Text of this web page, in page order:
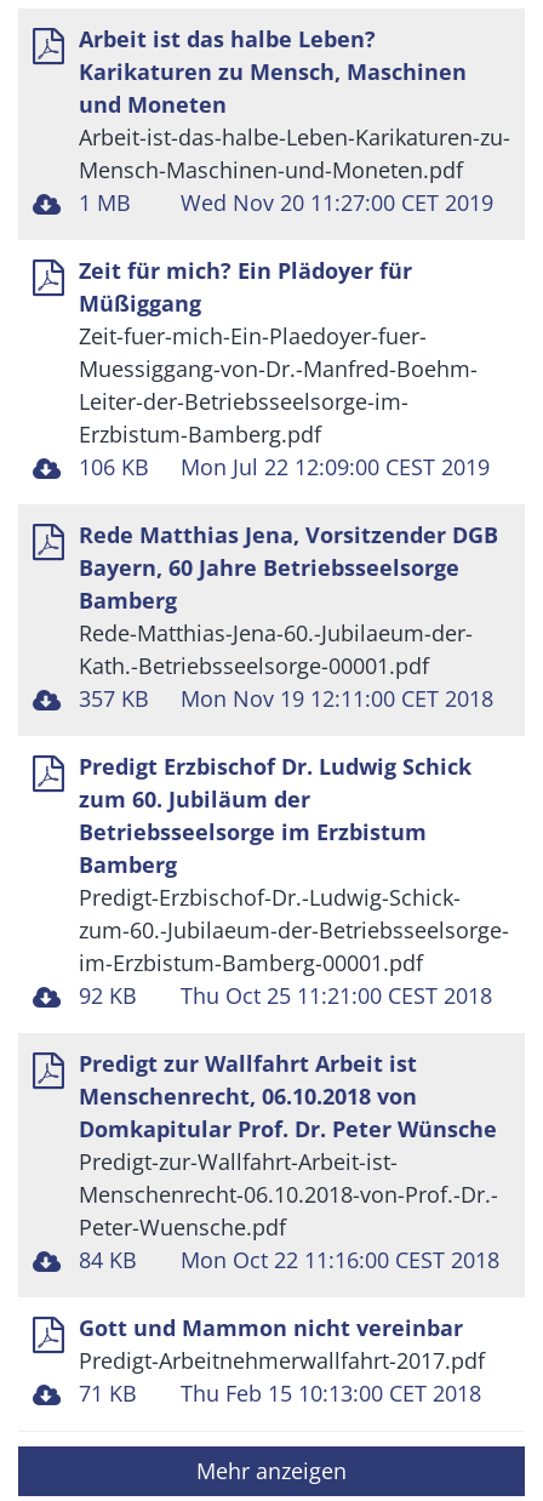
Arbeit ist das halbe Leben?
Karikaturen zu Mensch, Maschinen
und Moneten
Arbeit-ist-das-halbe-Leben-Karikaturen-zu-
Mensch-Maschinen-und-Moneten.pdf
1 MB
Wed Nov 20 11:27:00 CET 2019
Zeit für mich? Ein Plädoyer für
Müßiggang
Zeit-fuer-mich-Ein-Plaedoyer-fuer-
Muessiggang-von-Dr.-Manfred-Boehm-
Leiter-der-Betriebsseelsorge-im-
Erzbistum-Bamberg.pdf
106 KB
Mon Jul 22 12:09:00 CEST 2019
Rede Matthias Jena, Vorsitzender DGB
Bayern, 60 Jahre Betriebsseelsorge
Bamberg
Rede-Matthias-Jena-60.-Jubilaeum-der-
Kath.-Betriebsseelsorge-00001.pdf
357 KB
Mon Nov 19 12:11:00 CET 2018
Predigt Erzbischof Dr. Ludwig Schick
zum 60. Jubiläum der
Betriebsseelsorge im Erzbistum
Bamberg
Predigt-Erzbischof-Dr.-Ludwig-Schick-
zum-60.-Jubilaeum-der-Betriebsseelsorge-
im-Erzbistum-Bamberg-00001.pdf
92 KB
Thu Oct 25 11:21:00 CEST 2018
Predigt zur Wallfahrt Arbeit ist
Menschenrecht, 06.10.2018 von
Domkapitular Prof. Dr. Peter Wünsche
Predigt-zur-Wallfahrt-Arbeit-ist-
Menschenrecht-06.10.2018-von-Prof.-Dr.-
Peter-Wuensche.pdf
84 KB
Mon Oct 22 11:16:00 CEST 2018
Gott und Mammon nicht vereinbar
Predigt-Arbeitnehmerwallfahrt-2017.pdf
71 KB
Thu Feb 15 10:13:00 CET 2018
Mehr anzeigen